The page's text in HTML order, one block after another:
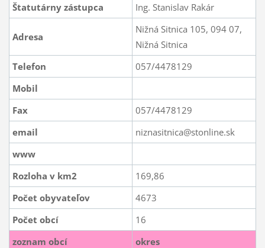
Štatutárny zástupca
Ing. Stanislav Rakár
Adresa
Nižná Sitnica 105, 094 07,
Nižná Sitnica
Telefon
057/4478129
Mobil
Fax
057/4478129
email
niznasitnica@stonline.sk
www
Rozloha v km2
169,86
Počet obyvateľov
4673
Počet obcí
16
zoznam obcí
okres